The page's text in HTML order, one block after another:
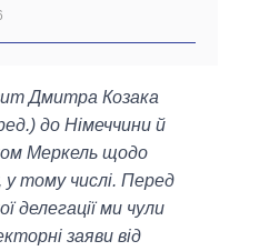
Дмитра Козака
до Німеччини й
Меркель щодо
у тому числі. Перед
делегації ми чули
заяви від